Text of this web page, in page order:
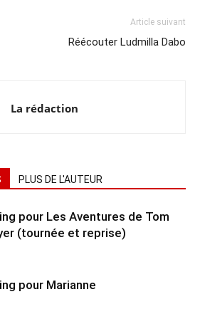
Article suivant
Réécouter Ludmilla Dabo
La rédaction
PLUS DE L'AUTEUR
pour Les Aventures de Tom
(tournée et reprise)
pour Marianne